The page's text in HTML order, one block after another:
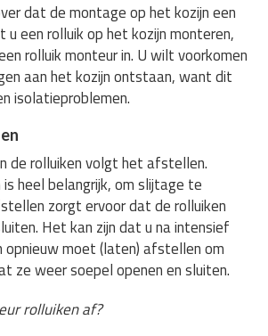
dat de montage op het kozijn een
u een rolluik op het kozijn monteren,
rolluik monteur in. U wilt voorkomen
aan het kozijn ontstaan, want dit
isolatieproblemen.
de rolluiken volgt het afstellen.
heel belangrijk, om slijtage te
zorgt ervoor dat de rolluiken
Het kan zijn dat u na intensief
opnieuw moet (laten) afstellen om
ze weer soepel openen en sluiten.
rolluiken af?